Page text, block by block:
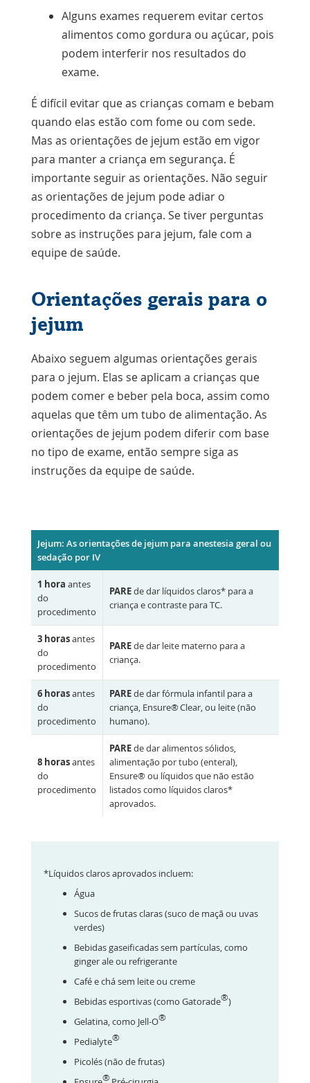
Alguns exames requerem evitar certos
alimentos como gordura ou açúcar, pois
podem interferir nos resultados do
exame.
É difícil evitar que as crianças comam e bebam
quando elas estão com fome ou com sede.
Mas as orientações de jejum estão em vigor
para manter a criança em segurança. É
importante seguir as orientações. Não seguir
as orientações de jejum pode adiar o
procedimento da criança. Se tiver perguntas
sobre as instruções para jejum, fale com a
equipe de saúde.
Orientações gerais para o
jejum
Abaixo seguem algumas orientações gerais
para o jejum. Elas se aplicam a crianças que
podem comer e beber pela boca, assim como
aquelas que têm um tubo de alimentação. As
orientações de jejum podem diferir com base
no tipo de exame, então sempre siga as
instruções da equipe de saúde.
Jejum: As orientações de jejum para anestesia geral ou
sedação por IV
1 hora antes
do
procedimento
PAREde dar líquidos claros* para a
criança e contraste para TC.
3 horasantes
do
procedimento
PAREde dar leite materno para a
criança.
6 horasantes
do
procedimento
PAREde dar fórmula infantil para a
criança, Ensure® Clear, ou leite (não
humano).
8 horasantes
do
procedimento
PAREde dar alimentos sólidos,
alimentação por tubo (enteral),
Ensure® ou líquidos que não estão
listados como líquidos claros*
aprovados.
*Líquidos claros aprovados incluem:
Água
Sucos de frutas claras (suco de maçã ou uvas
verdes)
Bebidas gaseificadas sem partículas, como
ginger ale ou refrigerante
Café e chá sem leite ou creme
Bebidas esportivas (como Gatorade®)
Gelatina, como Jell-O®
Pedialyte®
Picolés (não de frutas)
®